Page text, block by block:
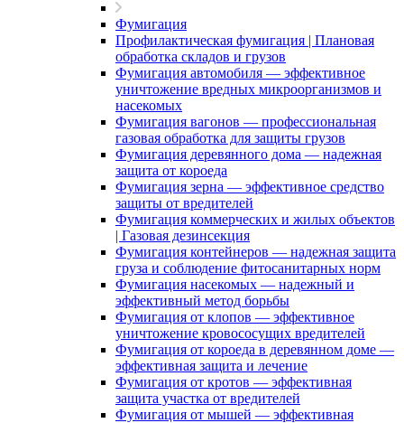
Фумигация
Профилактическая фумигация | Плановая
обработка складов и грузов
Фумигация автомобиля — эффективное
уничтожение вредных микроорганизмов и
насекомых
Фумигация вагонов — профессиональная
газовая обработка для защиты грузов
Фумигация деревянного дома — надежная
защита от короеда
Фумигация зерна — эффективное средство
защиты от вредителей
Фумигация коммерческих и жилых объектов
| Газовая дезинсекция
Фумигация контейнеров — надежная защита
груза и соблюдение фитосанитарных норм
Фумигация насекомых — надежный и
эффективный метод борьбы
Фумигация от клопов — эффективное
уничтожение кровососущих вредителей
Фумигация от короеда в деревянном доме —
эффективная защита и лечение
Фумигация от кротов — эффективная
защита участка от вредителей
Фумигация от мышей — эффективная